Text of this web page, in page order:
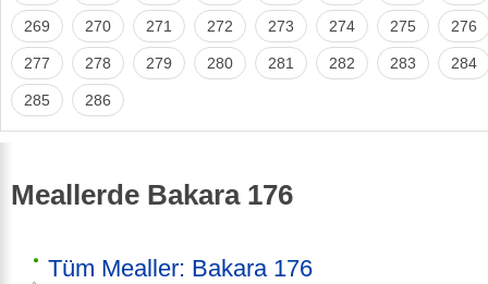
269 270 271 272 273 274 275 276
277 278 279 280 281 282 283 284
285 286
Meallerde Bakara 176
Tüm Mealler: Bakara 176